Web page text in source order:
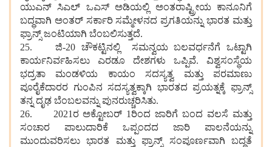
ಯುಎನ್ ಸಿಎಲ್ ಒಎಸ್ ಅಡಿಯಲ್ಲಿ ಅಂತರಾಷ್ಟ್ರೀಯ ಕಾನೂನಿಗೆ
ಬದ್ಧವಾಗಿ ಅಂತರ್ ಸರ್ಕಾರಿ ಸಮ್ಮೇಳನದ ಪ್ರಗತಿಯನ್ನು ಭಾರತ ಮತ್ತು
ಫ್ರಾನ್ಸ್ ಜಂಟಿಯಾಗಿ ಬೆಂಬಲಿಸುತ್ತದೆ.
25. ಜಿ-20 ಚೌಕಟ್ಟಿನಲ್ಲಿ ಸಮನ್ವಯ ಬಲವರ್ಧನೆಗೆ ಒಟ್ಟಾಗಿ
ಕಾರ್ಯನಿರ್ವಹಿಸಲು ಎರಡೂ ದೇಶಗಳು ಒಪ್ಪಿವೆ. ವಿಶ್ವಸಂಸ್ಥೆಯ
ಭದ್ರತಾ ಮಂಡಳಿಯ ಕಾಯಂ ಸದಸ್ಯತ್ವ ಮತ್ತು ಪರಮಾಣು
ಪೂರೈಕೆದಾರರ ಗುಂಪಿನ ಸದಸ್ಯತ್ವಕ್ಕಾಗಿ ಭಾರತದ ಪ್ರಯತ್ನಕ್ಕೆ ಫ್ರಾನ್ಸ್
ತನ್ನ ದೃಢ ಬೆಂಬಲವನ್ನು ಪುನರುಚ್ಚರಿಸಿತು.
26. 2021ರ ಅಕ್ಟೋಬರ್ 1ರಿಂದ ಜಾರಿಗೆ ಬಂದ ವಲಸೆ ಮತ್ತು
ಸಂಚಾರ ಪಾಲುದಾರಿಕೆ ಒಪ್ಪಂದದ ಜಾರಿ ಪಾಲನೆಯನ್ನು
ಮುಂದುವರಿಸಲು ಭಾರತ ಮತ್ತು ಫ್ರಾನ್ಸ್ ಸಂಪೂರ್ಣವಾಗಿ ಬದ್ಧತೆ